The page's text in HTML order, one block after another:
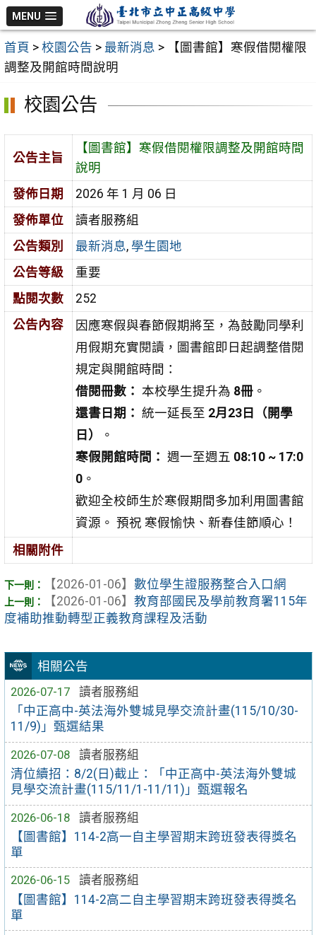
跳
至
主
要
MENU
首頁 > 校園公告 > 最新消息 >
【圖書館】寒假借閱權限
調整及開館時間說明
相關公告
2026-07-17
讀者服務組
「中正高中-英法海外雙城見學交流計畫(115/10/30-
11/9)」甄選結果
2026-07-08
讀者服務組
清位續招：8/2(日)截止：「中正高中-英法海外雙城
見學交流計畫(115/11/1-11/11)」甄選報名
2026-06-18
讀者服務組
【圖書館】114-2高一自主學習期末跨班發表得獎名
單
2026-06-15
讀者服務組
【圖書館】114-2高二自主學習期末跨班發表得獎名
單
校園公告
公告主旨
【圖書館】寒假借閱權限調整及開館時間
說明
發佈日期
2026 年 1 月 06 日
發佈單位
讀者服務組
公告類別
最新消息, 學生園地
公告等級
重要
點閱次數
252
公告內容
因應寒假與春節假期將至，為鼓勵同學利
用假期充實閱讀，圖書館即日起調整借閱
規定與開館時間：
借閱冊數： 本校學生提升為 8冊。
還書日期： 統一延長至 2月23日（開學
日）
。
寒假開館時間： 週一至週五 08:10 ~ 17:0
0。
歡迎全校師生於寒假期間多加利用圖書館
資源。 預祝 寒假愉快、新春佳節順心！
相關附件
【2026-01-06】 數位學生證服務整合入口網
【2026-01-06】 教育部國民及學前教育署115年
度補助推動轉型正義教育課程及活動